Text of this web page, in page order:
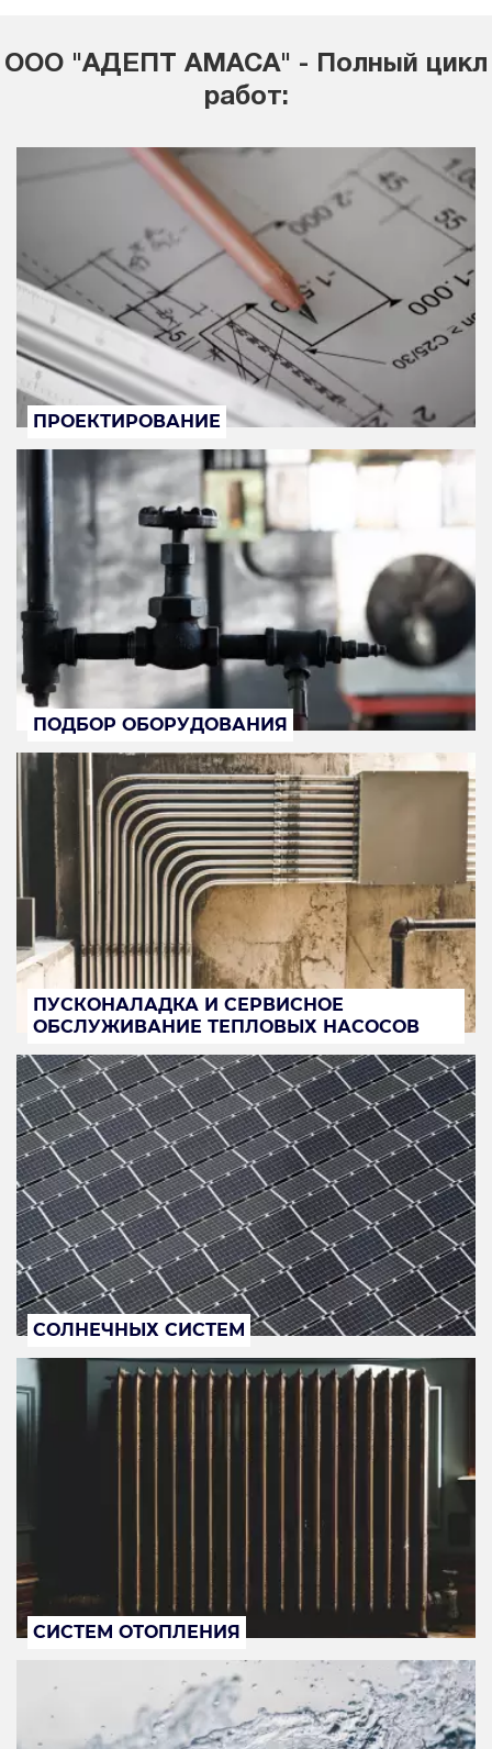
ООО "АДЕПТ АМАСА" - Полный цикл
работ:
ПРОЕКТИРОВАНИЕ
ПОДБОР ОБОРУДОВАНИЯ
ПУСКОНАЛАДКА И СЕРВИСНОЕ
ОБСЛУЖИВАНИЕ ТЕПЛОВЫХ НАСОСОВ
СОЛНЕЧНЫХ СИСТЕМ
СИСТЕМ ОТОПЛЕНИЯ